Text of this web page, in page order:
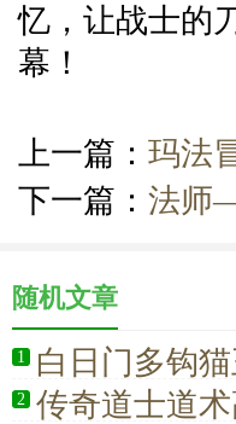
忆，让战士的
幕！
上一篇： 玛法
下一篇： 法师
随机文章
1 白日门多钩
2 传奇道士道